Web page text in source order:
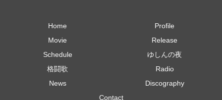
Home
Profile
Movie
Release
Schedule
ゆしんの夜
格闘歌
Radio
News
Discography
Contact